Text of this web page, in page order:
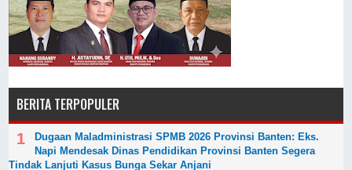
BERITA TERPOPULER
Dugaan Maladministrasi SPMB 2026 Provinsi Banten: Eks.
Napi Mendesak Dinas Pendidikan Provinsi Banten Segera
Tindak Lanjuti Kasus Bunga Sekar Anjani